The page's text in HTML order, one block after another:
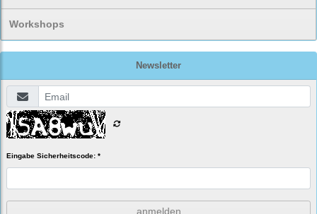
Workshops
Newsletter
Eingabe Sicherheitscode: *
anmelden